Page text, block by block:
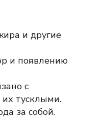
и другие
и появлению
с
тусклыми.
за собой.